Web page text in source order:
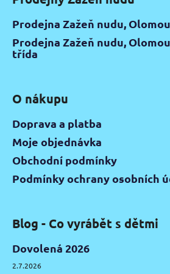
Prodejna Zažeň nudu,
Prodejna Zažeň nudu,
třída
O nákupu
Doprava a platba
Moje objednávka
Obchodní podmínky
Podmínky ochrany osobních
Blog - Co vyrábět s dětmi
Dovolená 2026
2.7.2026